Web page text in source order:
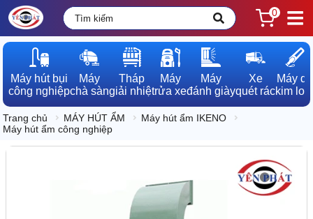
0
Máy hút bụi
công nghiệp
Máy
chà sàn
Tháp
giải nhiệt
Máy
rửa xe
Máy
đánh giày
Xe
quét rác
Máy dò
kim loại
Trang chủ MÁY HÚT ẨM
Máy hút ẩm IKENO
Máy hút ẩm công nghiệp